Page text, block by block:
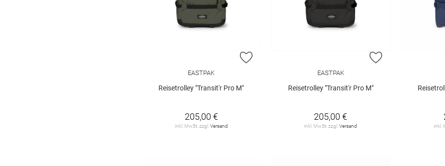
ZUR WUNSCHLISTE HINZUFÜGEN
EASTPAK
Reisetrolley "Transit'r Pro M"
205,00 €
inkl. MwSt. zzgl. Versand
ZUR
EASTPAK
Reisetrolley "Transit'r Pro M"
205,00 €
inkl. MwSt. zzgl.Versand inkl.